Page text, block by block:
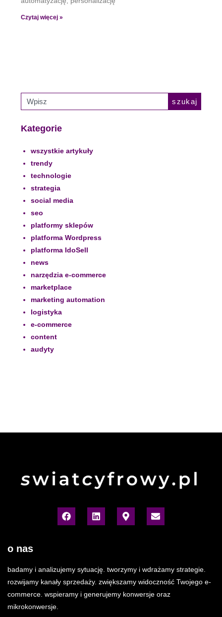
Czytaj więcej »
szukaj
Kategorie
wszystkie artykuły
trendy
technologie
strategia
social media
seo
platformy sklepów
platforma Wordpress
platforma IdoSell
news
narzędzia e-commerce
marketplace
marketing automation
logistyka
e-commerce
content
audyty
o nas
badamy i analizujemy sytuację. tworzymy i wdrażamy strategie.
rozwijamy kanały sprzedaży. zwiększamy widoczność Twojego e-
commerce. wspieramy i generujemy konwersje oraz
mikrokonwersje.